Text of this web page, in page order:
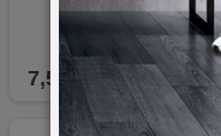
7,50 KM